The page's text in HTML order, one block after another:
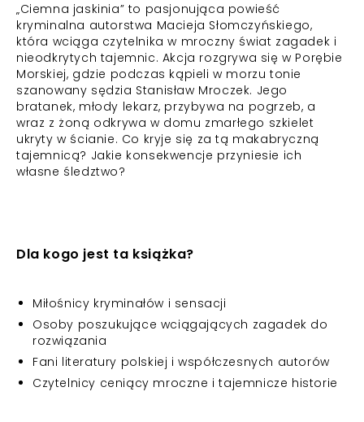
„Ciemna jaskinia” to pasjonująca powieść
kryminalna autorstwa Macieja Słomczyńskiego,
która wciąga czytelnika w mroczny świat zagadek i
nieodkrytych tajemnic. Akcja rozgrywa się w Porębie
Morskiej, gdzie podczas kąpieli w morzu tonie
szanowany sędzia Stanisław Mroczek. Jego
bratanek, młody lekarz, przybywa na pogrzeb, a
wraz z żoną odkrywa w domu zmarłego szkielet
ukryty w ścianie. Co kryje się za tą makabryczną
tajemnicą? Jakie konsekwencje przyniesie ich
własne śledztwo?
Dla kogo jest ta książka?
Miłośnicy kryminałów i sensacji
Osoby poszukujące wciągających zagadek do
rozwiązania
Fani literatury polskiej i współczesnych autorów
Czytelnicy ceniący mroczne i tajemnicze historie